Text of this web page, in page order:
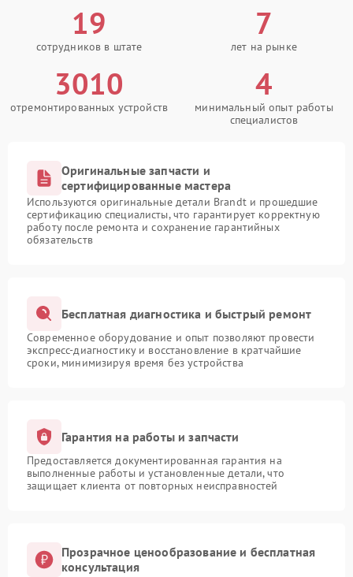
19
сотрудников в штате
7
лет на рынке
3010
отремонтированных устройств
4
минимальный опыт работы
специалистов
Оригинальные запчасти и
сертифицированные мастера
Используются оригинальные детали Brandt и прошедшие
сертификацию специалисты, что гарантирует корректную
работу после ремонта и сохранение гарантийных
обязательств
Бесплатная диагностика и быстрый ремонт
Современное оборудование и опыт позволяют провести
экспресс-диагностику и восстановление в кратчайшие
сроки, минимизируя время без устройства
Гарантия на работы и запчасти
Предоставляется документированная гарантия на
выполненные работы и установленные детали, что
защищает клиента от повторных неисправностей
Прозрачное ценообразование и бесплатная
консультация